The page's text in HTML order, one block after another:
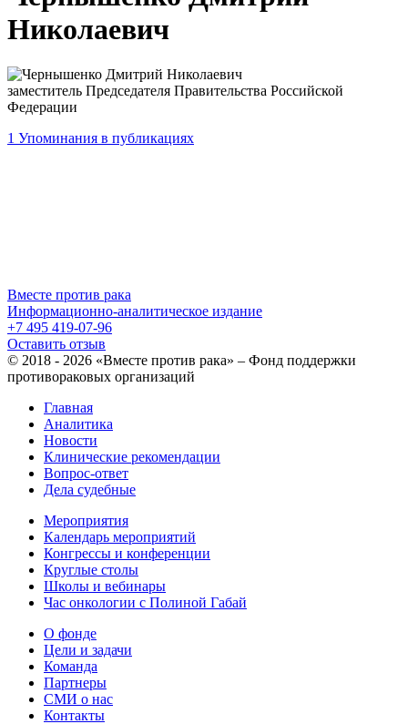
Николаевич
заместитель Председателя Правительства Российской
Федерации
1 Упоминания в публикациях
Вместе против рака
Информационно-аналитическое издание
+7 495 419-07-96
Оставить отзыв
© 2018 - 2026 «Вместе против рака» – Фонд поддержки
противораковых организаций
Главная
Аналитика
Новости
Клинические рекомендации
Вопрос-ответ
Дела судебные
Мероприятия
Календарь мероприятий
Конгрессы и конференции
Круглые столы
Школы и вебинары
Час онкологии с Полиной Габай
О фонде
Цели и задачи
Команда
Партнеры
СМИ о нас
Контакты